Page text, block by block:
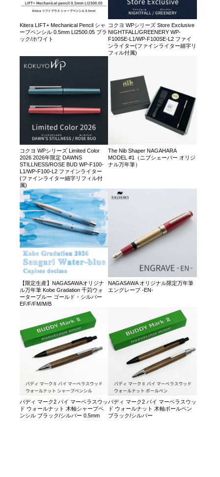
Kitera LIFT+ Mechanical Pencil シャ
ープペンシル 0.5mm LI2500.05 ブラ
ック/ホワイト
コクヨ WPシリーズ Store Exclusive
NIGHTFALL/GREENERY WP-
F100SE-L1/WP-F100SE-L2 ファイ
ンライター(ファインライター細字リ
フィル付属)
コクヨ WPシリーズ Limited Color
2026 2026年限定 DAWNS
STILLNESS/ROSE BUD WP-F100-
L1/WP-F100-L2 ファインライター
(ファインライター細字リフィル付
属)
The Nib Shaper NAGAHARA
MODEL #1（ニブシェーパー オリジ
ナル万年筆）
【限定生産】NAGASAWAオリジナ
ル万年筆 Kobe Gradation 千苅ウォ
ーターブルー ゴールド・シルバー
EF/F/FM/M/B
NAGASAWA オリジナル限定万年筆
エングレーブ -EN-
バディ マーク2 バイ マーベラスウッ
ド ウォールナット 木軸シャープペ
ンシル ブラック/シルバー 0.5mm
バディ マーク2 バイ マーベラスウッ
ド ウォールナット 木軸ボールペン
ブラック/シルバー